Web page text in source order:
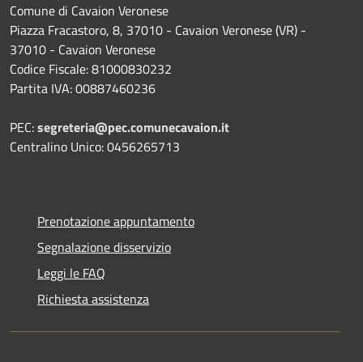
Comune di Cavaion Veronese
Piazza Fracastoro, 8, 37010 - Cavaion Veronese (VR) -
37010 - Cavaion Veronese
Codice Fiscale: 81000830232
Partita IVA: 00887460236
PEC:segreteria@pec.comunecavaion.it
Centralino Unico: 0456265713
Prenotazione appuntamento
Segnalazione disservizio
Leggi le FAQ
Richiesta assistenza